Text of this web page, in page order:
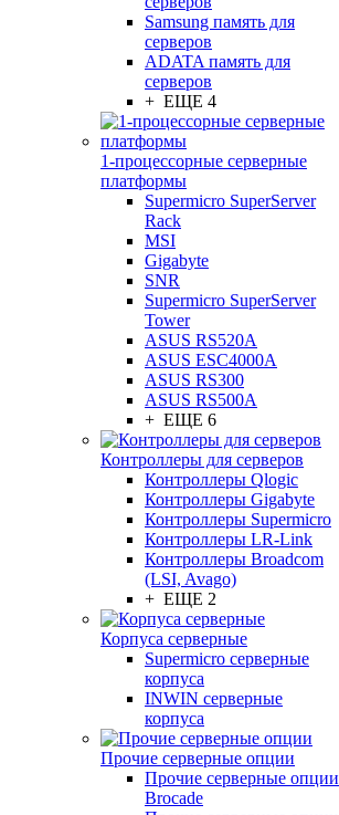
Samsung память для
серверов
ADATA память для
серверов
+ ЕЩЕ 4
1-процессорные серверные
платформы
Supermicro SuperServer
Rack
MSI
Gigabyte
SNR
Supermicro SuperServer
Tower
ASUS RS520A
ASUS ESC4000A
ASUS RS300
ASUS RS500A
+ ЕЩЕ 6
Контроллеры для серверов
Контроллеры Qlogic
Контроллеры Gigabyte
Контроллеры Supermicro
Контроллеры LR-Link
Контроллеры Broadcom
(LSI, Avago)
+ ЕЩЕ 2
Корпуса серверные
Supermicro серверные
корпуса
INWIN серверные
корпуса
Прочие серверные опции
Прочие серверные опции
Brocade